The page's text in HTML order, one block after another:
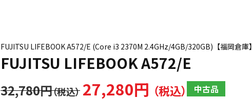
FUJITSU LIFEBOOK A572/E (Core i3 2370M 2.4GHz/4GB/320GB)【福岡倉庫】
FUJITSU LIFEBOOK A572/E
27,280円 中古品
32,780円